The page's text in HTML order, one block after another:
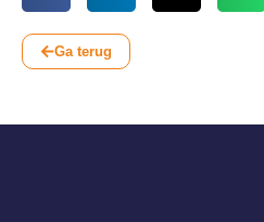
Ga terug